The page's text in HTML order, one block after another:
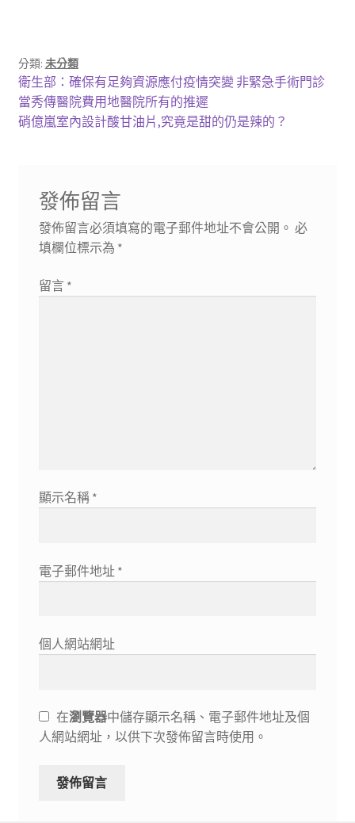
分類: 未分類
文
章
上
一
篇
衛生部：確保有足夠資源應付疫情突變 非緊急手術門診
當秀傳醫院費用地醫院所有的推遲
下
硝億嵐室內設計酸甘油片,究竟是甜的仍是辣的？
發佈留言
發佈留言必須填寫的電子郵件地址不會公開。 必
填欄位標示為 *
留言 *
顯示名稱 *
電子郵件地址 *
個人網站網址
在瀏覽器中儲存顯示名稱、電子郵件地址及個
人網站網址，以供下次發佈留言時使用。